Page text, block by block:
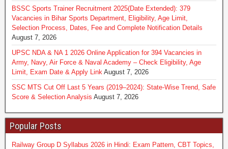
BSSC Sports Trainer Recruitment 2025(Date Extended): 379
Vacancies in Bihar Sports Department, Eligibility, Age Limit,
Selection Process, Dates, Fee and Complete Notification Details
August 7, 2026
UPSC NDA & NA 1 2026 Online Application for 394 Vacancies in
Army, Navy, Air Force & Naval Academy – Check Eligibility, Age
Limit, Exam Date & Apply Link August 7, 2026
SSC MTS Cut Off Last 5 Years (2019–2024): State-Wise Trend, Safe
Score & Selection Analysis August 7, 2026
Popular Posts
Railway Group D Syllabus 2026 in Hindi: Exam Pattern, CBT Topics,